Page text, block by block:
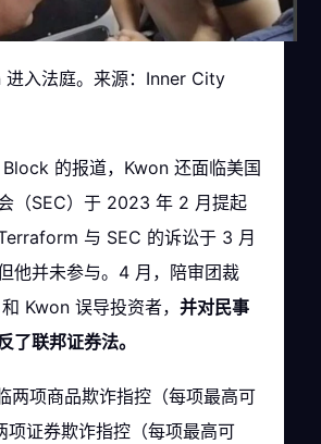
进入法庭。来源：Inner City
的报道，Kwon 还面临美国
（SEC）于 2023 年 2 月提起
与 SEC 的诉讼于 3 月
他并未参与。4 月，陪审团裁
Kwon 误导投资者，并对民事
了联邦证券法。
两项商品欺诈指控（每项最高可
项证券欺诈指控（每项最高可